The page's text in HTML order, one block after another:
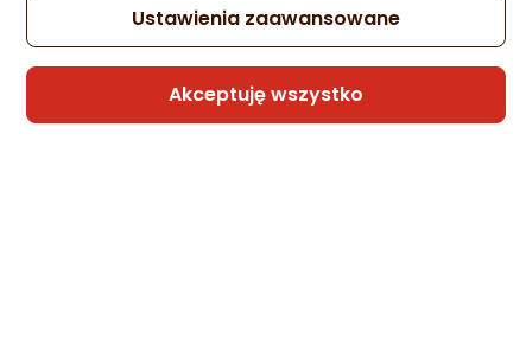
Ustawienia zaawansowane
Akceptuję wszystko